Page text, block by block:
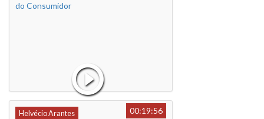
do Consumidor
Helvécio Arantes
00:19:56